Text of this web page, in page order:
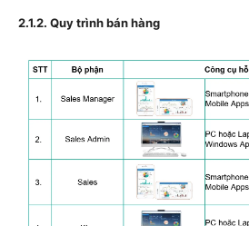
2.1.2. Quy trình bán hàng